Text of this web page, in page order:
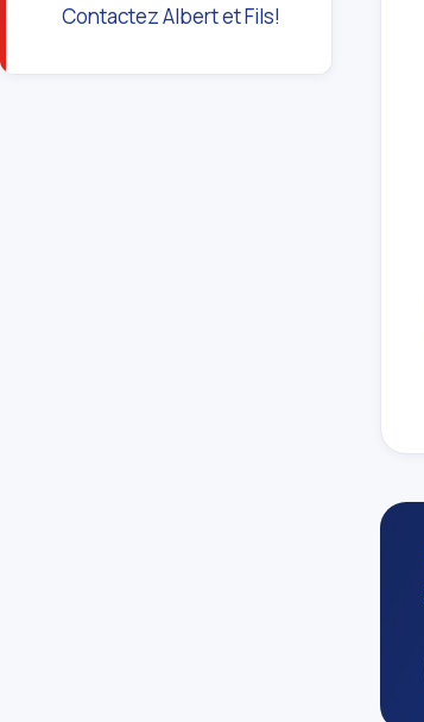
Contactez Albert et Fils!